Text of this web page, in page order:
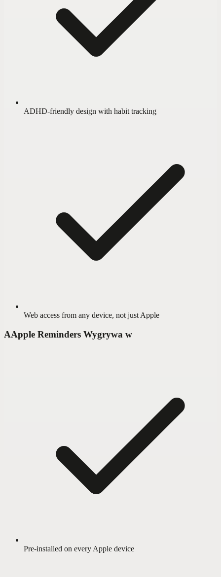
ADHD-friendly design with habit tracking
Web access from any device, not just Apple
AApple Reminders Wygrywa w
Pre-installed on every Apple device